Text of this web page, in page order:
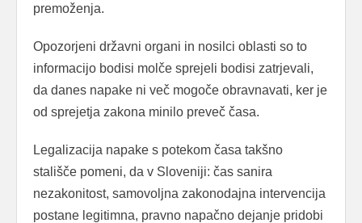
premoženja.
Opozorjeni državni organi in nosilci oblasti so to
informacijo bodisi molče sprejeli bodisi zatrjevali,
da danes napake ni več mogoče obravnavati, ker je
od sprejetja zakona minilo preveč časa.
Legalizacija napake s potekom časa takšno
stališče pomeni, da v Sloveniji: čas sanira
nezakonitost, samovoljna zakonodajna intervencija
postane legitimna, pravno napačno dejanje pridobi